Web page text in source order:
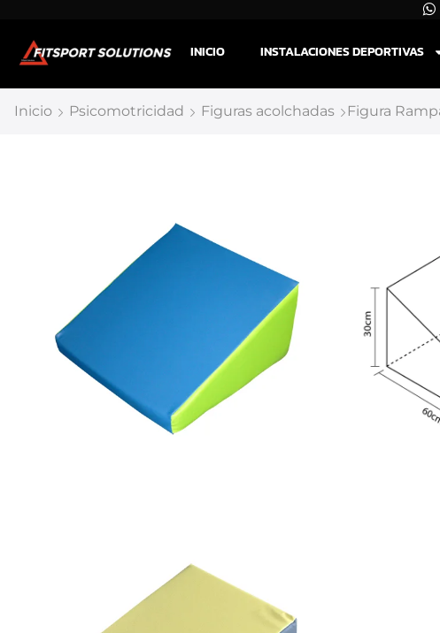
INICIO INSTALACIONES DEPORTIVAS
Inicio Psicomotricidad Figuras acolchadas Figura